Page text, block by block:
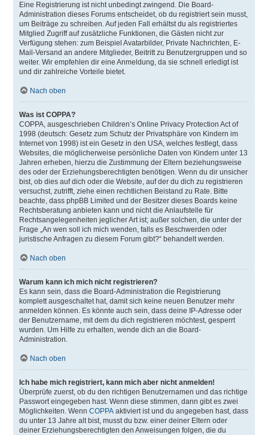
Eine Registrierung ist nicht unbedingt zwingend. Die Board-
Administration dieses Forums entscheidet, ob du registriert sein musst,
um Beiträge zu schreiben. Auf jeden Fall erhältst du als registriertes
Mitglied Zugriff auf zusätzliche Funktionen, die Gästen nicht zur
Verfügung stehen: zum Beispiel Avatarbilder, Private Nachrichten, E-
Mail-Versand an andere Mitglieder, Beitritt zu Benutzergruppen und so
weiter. Wir empfehlen dir eine Anmeldung, da sie schnell erledigt ist
und dir zahlreiche Vorteile bietet.
Nach oben
Was ist COPPA?
COPPA, ausgeschrieben Children’s Online Privacy Protection Act of
1998 (deutsch: Gesetz zum Schutz der Privatsphäre von Kindern im
Internet von 1998) ist ein Gesetz in den USA, welches festlegt, dass
Websites, die möglicherweise persönliche Daten von Kindern unter 13
Jahren erheben, hierzu die Zustimmung der Eltern beziehungsweise
des oder der Erziehungsberechtigten benötigen. Wenn du dir unsicher
bist, ob dies auf dich oder die Website, auf der du dich zu registrieren
versuchst, zutrifft, ziehe einen rechtlichen Beistand zu Rate. Bitte
beachte, dass phpBB Limited und der Besitzer dieses Boards keine
Rechtsberatung anbieten kann und nicht die Anlaufstelle für
Rechtsangelegenheiten jeglicher Art ist; außer solchen, die unter der
Frage „An wen soll ich mich wenden, falls es Beschwerden oder
juristische Anfragen zu diesem Forum gibt?“ behandelt werden.
Nach oben
Warum kann ich mich nicht registrieren?
Es kann sein, dass die Board-Administration die Registrierung
komplett ausgeschaltet hat, damit sich keine neuen Benutzer mehr
anmelden können. Es könnte auch sein, dass deine IP-Adresse oder
der Benutzername, mit dem du dich registrieren möchtest, gesperrt
wurden. Um Hilfe zu erhalten, wende dich an die Board-
Administration.
Nach oben
Ich habe mich registriert, kann mich aber nicht anmelden!
Überprüfe zuerst, ob du den richtigen Benutzernamen und das richtige
Passwort eingegeben hast. Wenn diese stimmen, dann gibt es zwei
Möglichkeiten. Wenn COPPAaktiviert ist und du angegeben hast, dass
du unter 13 Jahre alt bist, musst du bzw. einer deiner Eltern oder
deiner Erziehungsberechtigten den Anweisungen folgen, die du